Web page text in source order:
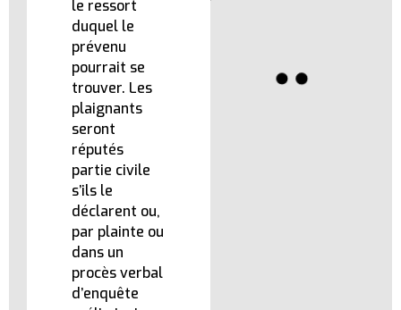
le ressort
duquel le
prévenu
pourrait se
trouver. Les
plaignants
seront
réputés
partie civile
s’ils le
déclarent ou,
par plainte ou
dans un
procès verbal
d’enquête
10 février 2026